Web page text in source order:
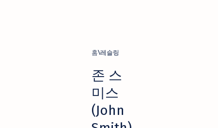
홈 레슬링
존 스
미스
(John